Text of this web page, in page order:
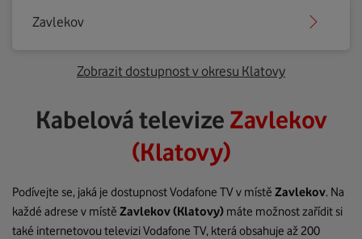
Zavlekov
Zobrazit dostupnost v okresu Klatovy
Kabelová televize Zavlekov
(Klatovy)
Podívejte se, jaká je dostupnost Vodafone TV v místě Zavlekov. Na
každé adrese v místě Zavlekov(Klatovy) máte možnost zařídit si
také internetovou televizi Vodafone TV, která obsahuje až 200